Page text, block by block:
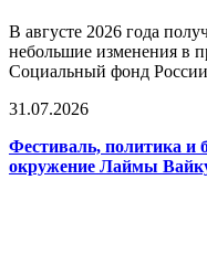
В августе 2026 года
небольшие изменения в
Социальный фонд
31.07.2026
Фестиваль, политика и
окружение Лаймы